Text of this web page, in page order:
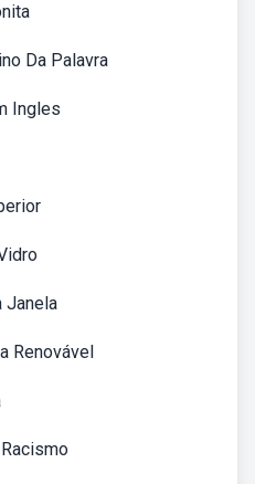
Da Palavra
Ingles
Janela
Renovável